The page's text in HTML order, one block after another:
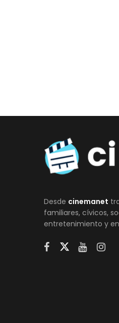
Desde cinemanet
familiares, cívicos,
entretenimiento y